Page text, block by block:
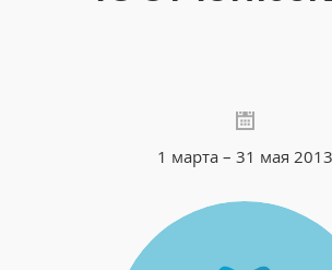
1 марта – 31 мая 2013